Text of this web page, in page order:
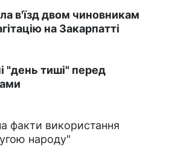
в'їзд двом чиновникам
на Закарпатті
"день тиші" перед
факти використання
народу"